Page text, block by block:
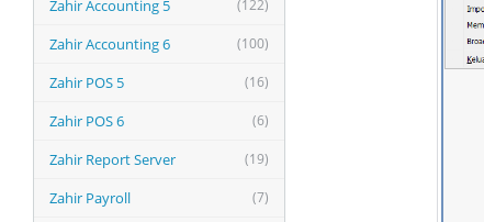
(122)
Zahir Accounting 5
(100)
Zahir Accounting 6
(16)
Zahir POS 5
(6)
Zahir POS 6
(19)
Zahir Report Server
(7)
Zahir Payroll